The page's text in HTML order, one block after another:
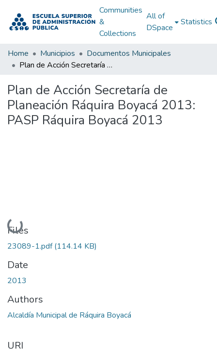
Communities
&
Collections
All of
DSpace
Statistics
Home Municipios
Documentos Municipales
Plan de Acción Secretaría de Planeación Ráquira Boyacá 2013: PASP Ráquira Boyacá 2013
Plan de Acción Secretaría de
Planeación Ráquira Boyacá 2013:
PASP Ráquira Boyacá 2013
Loading...
Files
23089-1.pdf(114.14 KB)
Date
2013
Authors
Alcaldía Municipal de Ráquira Boyacá
URI